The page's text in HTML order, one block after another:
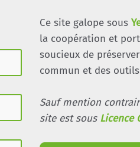
Ce site galope sous
la coopération et
soucieux de
commun et des
Sauf mention
site est sous Licence